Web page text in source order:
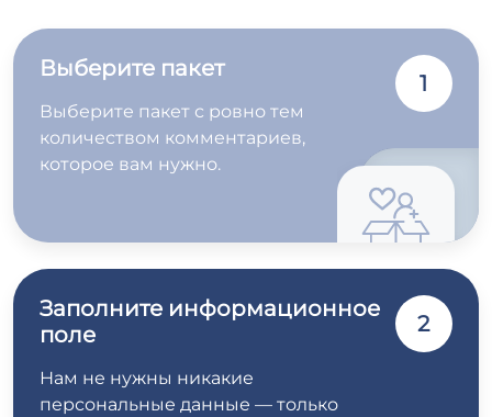
Выберите пакет
Выберите пакет с ровно тем
количеством комментариев,
которое вам нужно.
1
Заполните информационное
поле
Нам не нужны никакие
персональные данные — только
2